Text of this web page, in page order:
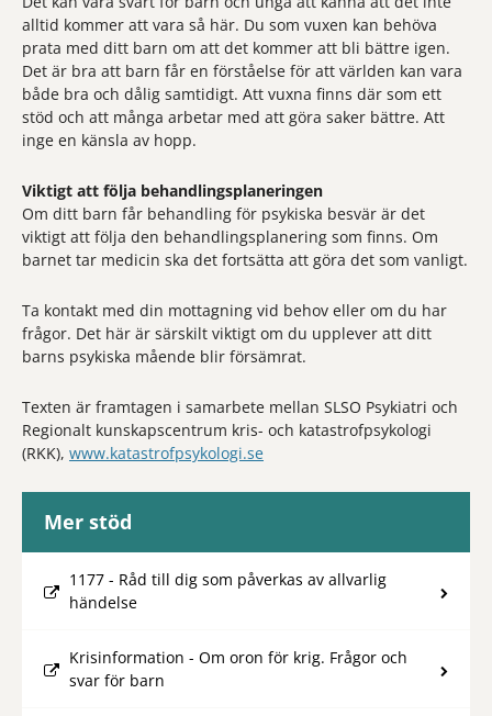
alltid kommer att vara så här. Du som vuxen kan behöva
prata med ditt barn om att det kommer att bli bättre igen.
Det är bra att barn får en förståelse för att världen kan vara
både bra och dålig samtidigt. Att vuxna finns där som ett
stöd och att många arbetar med att göra saker bättre. Att
inge en känsla av hopp.
Viktigt att följa behandlingsplaneringen
Om ditt barn får behandling för psykiska besvär är det
viktigt att följa den behandlingsplanering som finns. Om
barnet tar medicin ska det fortsätta att göra det som vanligt.
Ta kontakt med din mottagning vid behov eller om du har
frågor. Det här är särskilt viktigt om du upplever att ditt
barns psykiska mående blir försämrat.
Texten är framtagen i samarbete mellan SLSO Psykiatri och
Regionalt kunskapscentrum kris- och katastrofpsykologi
(RKK), www.katastrofpsykologi.se
Mer stöd
1177 - Råd till dig som påverkas av allvarlig
händelse
Krisinformation - Om oron för krig. Frågor och
svar för barn